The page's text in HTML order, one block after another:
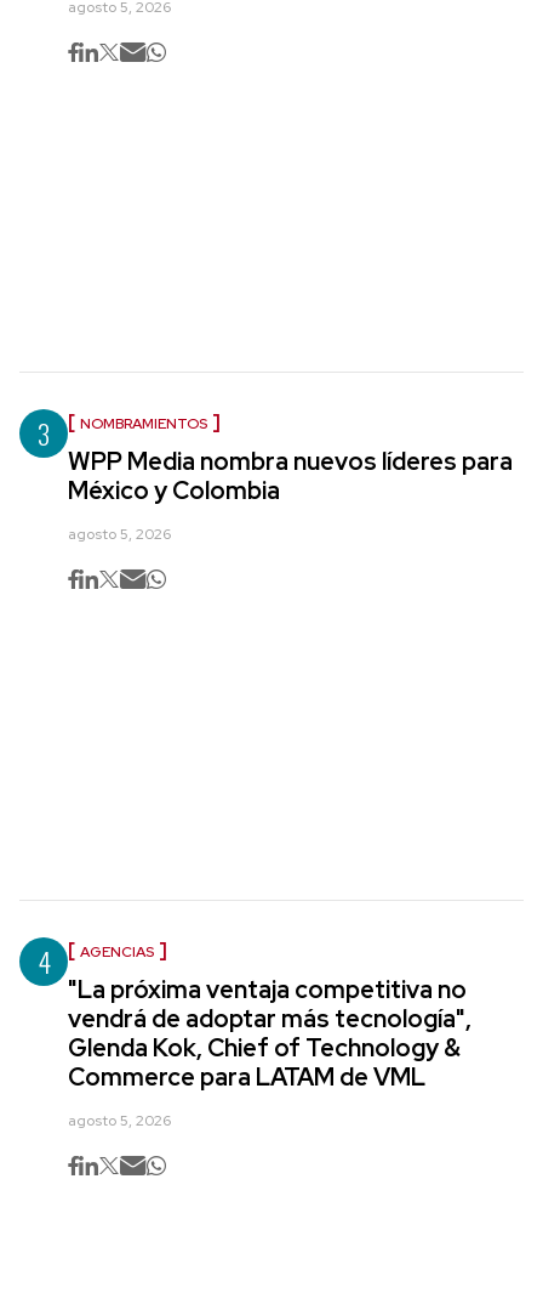
agosto 5, 2026
3 NOMBRAMIENTOS
WPP Media nombra nuevos líderes para
México y Colombia
agosto 5, 2026
4 AGENCIAS
"La próxima ventaja competitiva no
vendrá de adoptar más tecnología",
Glenda Kok, Chief of Technology &
Commerce para LATAM de VML
agosto 5, 2026